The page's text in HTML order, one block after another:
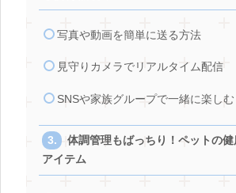
写真や動画を簡単に送る方法
見守りカメラでリアルタイム配信
SNSや家族グループで一緒に楽しむ
体調管理もばっちり！ペットの
アイテム